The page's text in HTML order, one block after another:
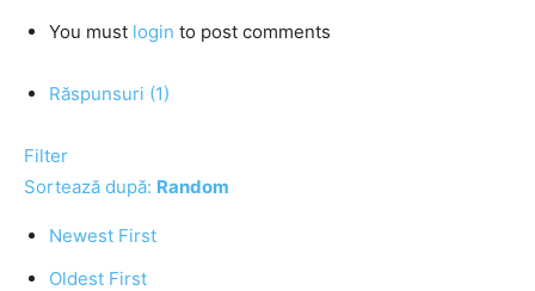
You must login to post comments
Răspunsuri (1)
Filter
Sortează după: Random
Newest First
Oldest First